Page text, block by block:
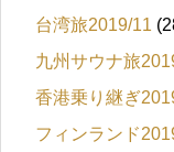
台湾旅2019/11
九州サウナ旅
香港乗り継ぎ
フィンランド